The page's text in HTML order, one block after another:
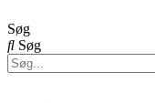
Søg
Søg